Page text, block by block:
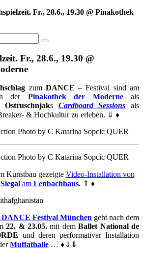
Fr., 28.6., 19.30 @ Pinakothek
Fr., 28.6., 19.30 @
zum DANCE – Festival sind am
derPinakothek der Moderneals
Ostruschnjaks Cardboard Sessions als
& Hochkultur zu erleben. ⇓ ♦
Kunstbau gezeigte Video-Installation von
am Lenbachhaus. ⇑ ♦
Festival München geht nach dem
22. & 23.05. mit demBallet National de
und deren performativer Installation
Muffathalle … ♦⇓⇓